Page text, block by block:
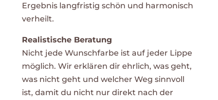
Ergebnis langfristig schön und harmonisch
verheilt.
Realistische Beratung
Nicht jede Wunschfarbe ist auf jeder Lippe
möglich. Wir erklären dir ehrlich, was geht,
was nicht geht und welcher Weg sinnvoll
ist, damit du nicht nur direkt nach der